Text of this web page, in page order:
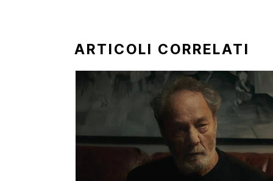
ARTICOLI CORRELATI